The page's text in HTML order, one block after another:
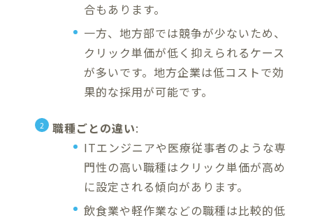
合もあります。
一方、地方部では競争が少ないため、
クリック単価が低く抑えられるケース
が多いです。地方企業は低コストで効
果的な採用が可能です。
職種ごとの違い:
ITエンジニアや医療従事者のような専
門性の高い職種はクリック単価が高め
に設定される傾向があります。
飲食業や軽作業などの職種は比較的低